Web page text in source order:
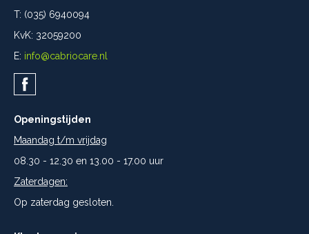
T: (035) 6940094
KvK: 32059200
E: info@cabriocare.nl
Openingstijden
Maandag t/m vrijdag
08.30 - 12.30 en 13.00 - 17.00 uur
Zaterdagen:
Op zaterdag gesloten.